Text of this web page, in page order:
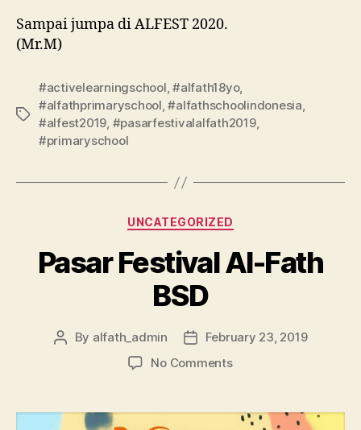
Sampai jumpa di ALFEST 2020.
(Mr.M)
#activelearningschool,#alfath18yo,
#alfathprimaryschool,#alfathschoolindonesia,
#alfest2019, #pasarfestivalalfath2019,
#primaryschool
UNCATEGORIZED
Pasar Festival Al-Fath
BSD
By alfath_admin
February 23, 2019
No Comments